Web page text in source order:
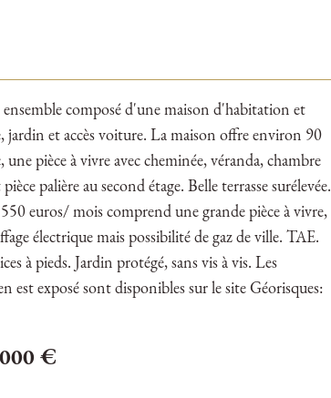
composé d'une maison d'habitation et
jardin et accès voiture. La maison offre environ 90
pièce à vivre avec cheminée, véranda, chambre
palière au second étage. Belle terrasse surélevée.
euros/ mois comprend une grande pièce à vivre,
électrique mais possibilité de gaz de ville. TAE.
à pieds. Jardin protégé, sans vis à vis. Les
est exposé sont disponibles sur le site Géorisques:
€